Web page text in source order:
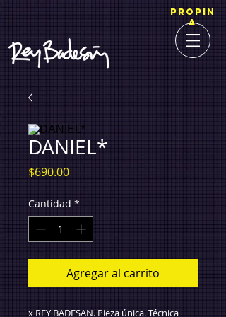
PROPIN
A
DANIEL*
$690.00Precio
Cantidad *
Agregar al carrito
x REY BADESAN. Pieza única. Técnica